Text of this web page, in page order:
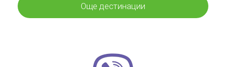
Още дестинации